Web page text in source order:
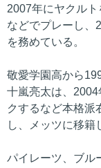
2007年にヤクル
などでプレーし、
を務めている。
敬愛学園高から
十嵐亮太は、
クするなど本格派
し、メッツに移籍
パイレーツ、ブル